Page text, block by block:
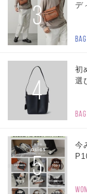
3
デ
BAG
4
初
選
BAG
5
今